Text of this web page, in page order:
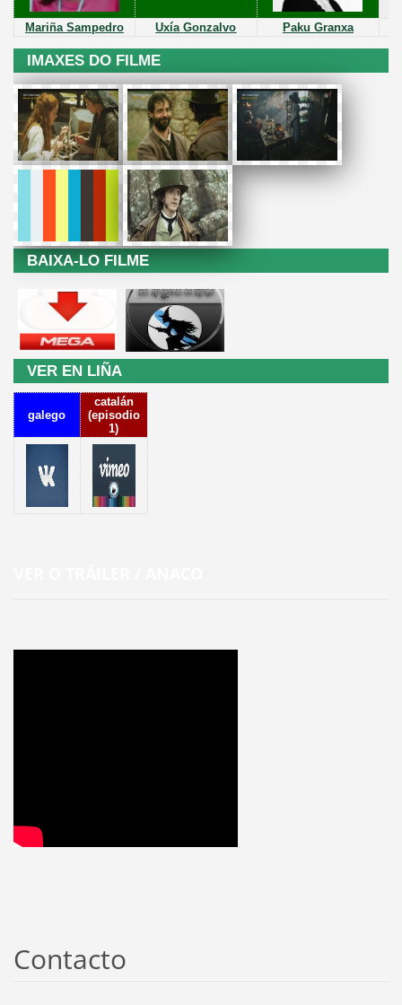
Mariña Sampedro Uxía Gonzalvo Paku Granxa
IMAXES DO FILME
BAIXA-LO FILME
VER EN LIÑA
galego
catalán
(episodio
1)
Contacto